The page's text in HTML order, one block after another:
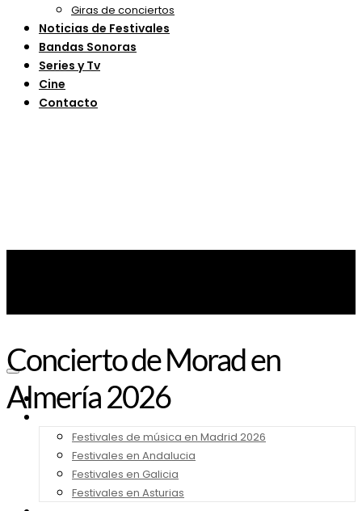
Giras de conciertos
Noticias de Festivales
Bandas Sonoras
Series y Tv
Cine
Contacto
Noticias
Festivales de música en Madrid 2026
Festivales en Andalucia
Festivales en Galicia
Festivales en Asturias
Concierto de Morad en
Almería 2026